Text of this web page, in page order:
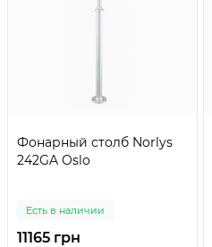
Фонарный столб Norlys
242GA Oslo
Есть в наличии
11165 грн